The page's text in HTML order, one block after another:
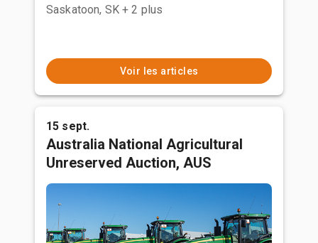
Saskatoon, SK + 2 plus
Voir les articles
15 sept.
Australia National Agricultural
Unreserved Auction, AUS